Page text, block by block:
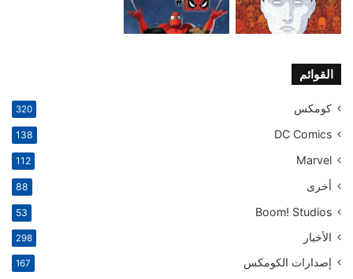
القوائم
كومكس 320
DC Comics
138
Marvel
112
أخرى 88
Boom! Studios
53
الأخبار 298
إصدارات الكومكس 167